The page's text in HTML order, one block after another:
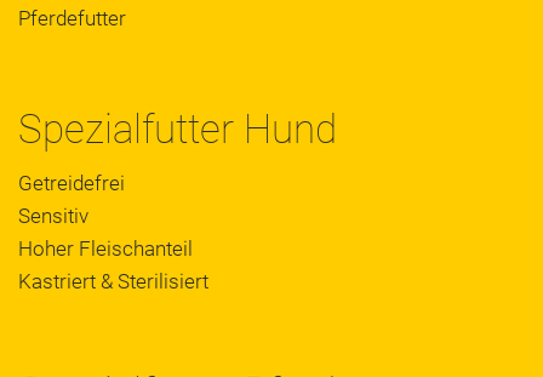
Pferdefutter
Spezialfutter Hund
Getreidefrei
Sensitiv
Hoher Fleischanteil
Kastriert & Sterilisiert